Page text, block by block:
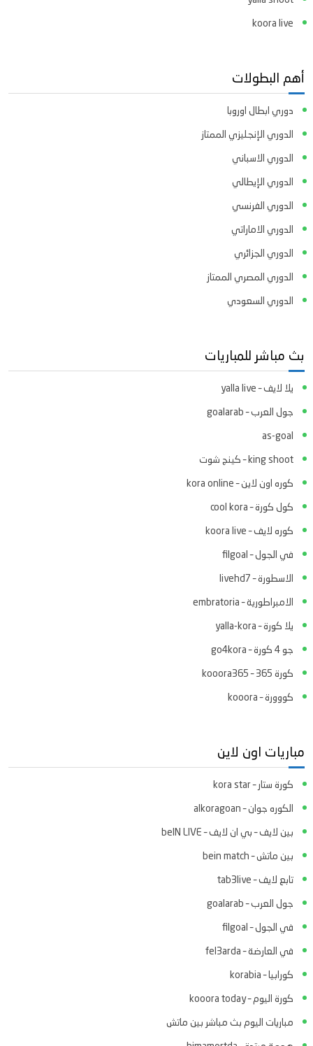
koora live
أهم البطولات
دوري ابطال اوروبا
الدوري الإنجليزي الممتاز
الدوري الاسباني
الدوري الإيطالي
الدوري الفرنسي
الدوري الاماراتي
الدوري الجزائري
الدوري المصري الممتاز
الدوري السعودي
بث مباشر للمباريات
يلا لايف – yalla live
جول العرب – goalarab
as-goal
king shoot – كينج شوت
كوره اون لاين – kora online
كول كورة – cool kora
كوره لايف – koora live
في الجول – filgoal
الاسطورة – livehd7
الامبراطورية – embratoria
يلا كورة – yalla-kora
جو 4 كورة – go4kora
كورة 365 – kooora365
كووورة – kooora
مباريات اون لاين
كورة ستار – kora star
الكوره جوان – alkoragoan
بين لايف – بي ان لايف – beIN LIVE
بين ماتش – bein match
تابع لايف – tab3live
جول العرب – goalarab
في الجول – filgoal
في العارضة – fel3arda
كورابيا – korabia
كورة اليوم – kooora today
مباريات اليوم بث مباشر بين ماتش